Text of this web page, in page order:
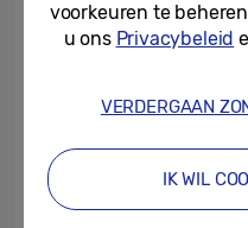
Circle to Search:
naar de toekomst
is ook een van de
voorkeuren te
u ons Privacybeleid
VERDERGAAN
IK WIL